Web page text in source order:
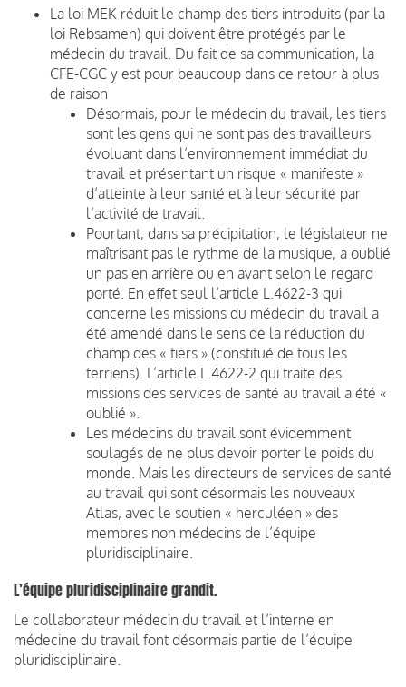
La loi MEK réduit le champ des tiers introduits (par la
loi Rebsamen) qui doivent être protégés par le
médecin du travail. Du fait de sa communication, la
CFE-CGC y est pour beaucoup dans ce retour à plus
de raison
Désormais, pour le médecin du travail, les tiers
sont les gens qui ne sont pas des travailleurs
évoluant dans l’environnement immédiat du
travail et présentant un risque « manifeste »
d’atteinte à leur santé et à leur sécurité par
l’activité de travail.
Pourtant, dans sa précipitation, le législateur ne
maîtrisant pas le rythme de la musique, a oublié
un pas en arrière ou en avant selon le regard
porté. En effet seul l’article L.4622-3 qui
concerne les missions du médecin du travail a
été amendé dans le sens de la réduction du
champ des « tiers » (constitué de tous les
terriens). L’article L.4622-2 qui traite des
missions des services de santé au travail a été «
oublié ».
Les médecins du travail sont évidemment
soulagés de ne plus devoir porter le poids du
monde. Mais les directeurs de services de santé
au travail qui sont désormais les nouveaux
Atlas, avec le soutien « herculéen » des
membres non médecins de l’équipe
pluridisciplinaire.
L’équipe pluridisciplinaire grandit.
Le collaborateur médecin du travail et l’interne en
médecine du travail font désormais partie de l’équipe
pluridisciplinaire.